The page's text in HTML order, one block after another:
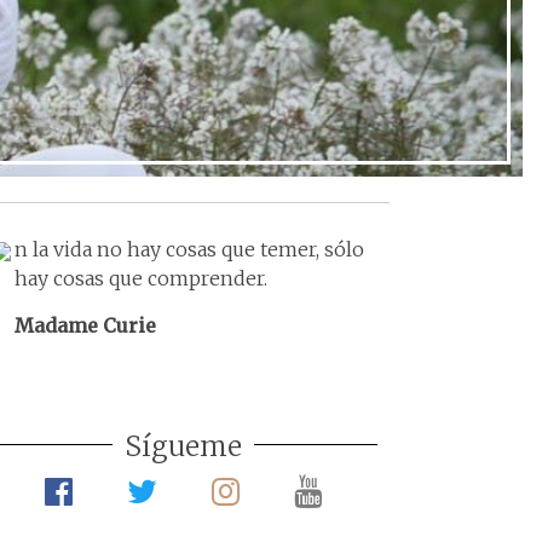
Ir al post
n la vida no hay cosas que temer, sólo
hay cosas que comprender.
Madame Curie
Sígueme